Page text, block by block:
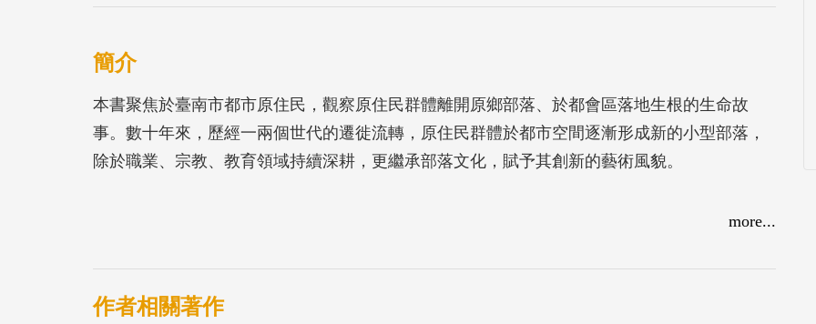
簡介
本書聚焦於臺南市都市原住民，觀察原住民群體離開原鄉部落、於都會區落地生根的生命故
事。數十年來，歷經一兩個世代的遷徙流轉，原住民群體於都市空間逐漸形成新的小型部落，
除於職業、宗教、教育領域持續深耕，更繼承部落文化，賦予其創新的藝術風貌。
more...
作者相關著作